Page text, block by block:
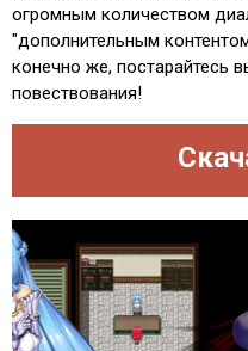
огромным количеством
"дополнительным
конечно же, постарайтесь
повествования!